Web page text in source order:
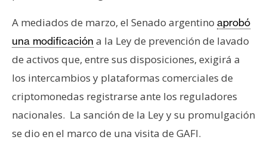
A mediados de marzo, el Senado argentino aprobó
una modificación a la Ley de prevención de lavado
de activos que, entre sus disposiciones, exigirá a
los intercambios y plataformas comerciales de
criptomonedas registrarse ante los reguladores
nacionales. La sanción de la Ley y su promulgación
se dio en el marco de una visita de GAFI.